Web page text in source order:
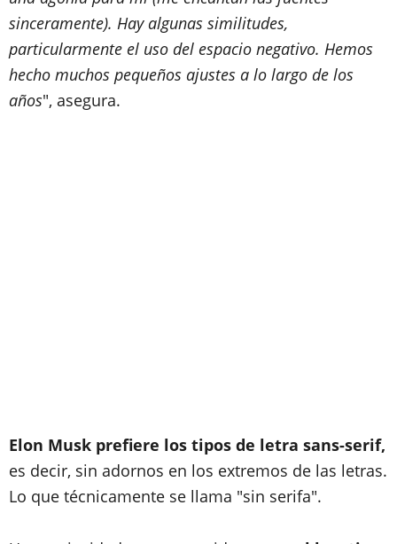
sinceramente). Hay algunas similitudes,
particularmente el uso del espacio negativo. Hemos
hecho muchos pequeños ajustes a lo largo de los
años", asegura.
Elon Musk prefiere los tipos de letra sans-serif,
es decir, sin adornos en los extremos de las letras.
Lo que técnicamente se llama "sin serifa".